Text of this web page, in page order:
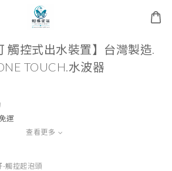
觸控式出水裝置】台灣製造.
TOUCH.水波器
運
查看更多
-觸控起泡頭